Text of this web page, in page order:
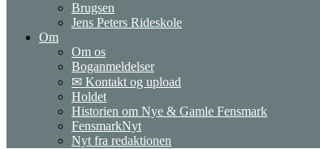
Brugsen
Jens Peters Rideskole
Om
Om os
Boganmeldelser
✉ Kontakt og upload
Holdet
Historien om Nye & Gamle Fensmark
FensmarkNyt
Nyt fra redaktionen